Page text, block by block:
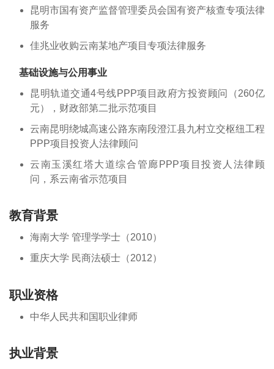
昆明市国有资产监督管理委员会国有资产核查专项法律
服务
佳兆业收购云南某地产项目专项法律服务
基础设施与公用事业
昆明轨道交通4号线PPP项目政府方投资顾问（260亿
元），财政部第二批示范项目
云南昆明绕城高速公路东南段澄江县九村立交枢纽工程
PPP项目投资人法律顾问
云南玉溪红塔大道综合管廊PPP项目投资人法律顾
问，系云南省示范项目
教育背景
海南大学 管理学学士（2010）
重庆大学 民商法硕士（2012）
职业资格
中华人民共和国职业律师
执业背景